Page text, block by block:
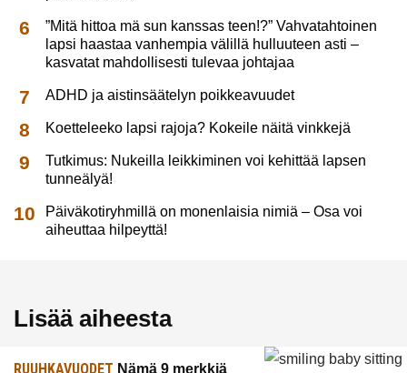
”Mitä hittoa mä sun kanssas teen!?” Vahvatahtoinen
lapsi haastaa vanhempia välillä hulluuteen asti –
kasvatat mahdollisesti tulevaa johtajaa
ADHD ja aistinsäätelyn poikkeavuudet
Koetteleeko lapsi rajoja? Kokeile näitä vinkkejä
Tutkimus: Nukeilla leikkiminen voi kehittää lapsen
tunneälyä!
Päiväkotiryhmillä on monenlaisia nimiä – Osa voi
aiheuttaa hilpeyttä!
Lisää aiheesta
RUUHKAVUODET Nämä 9 merkkiä